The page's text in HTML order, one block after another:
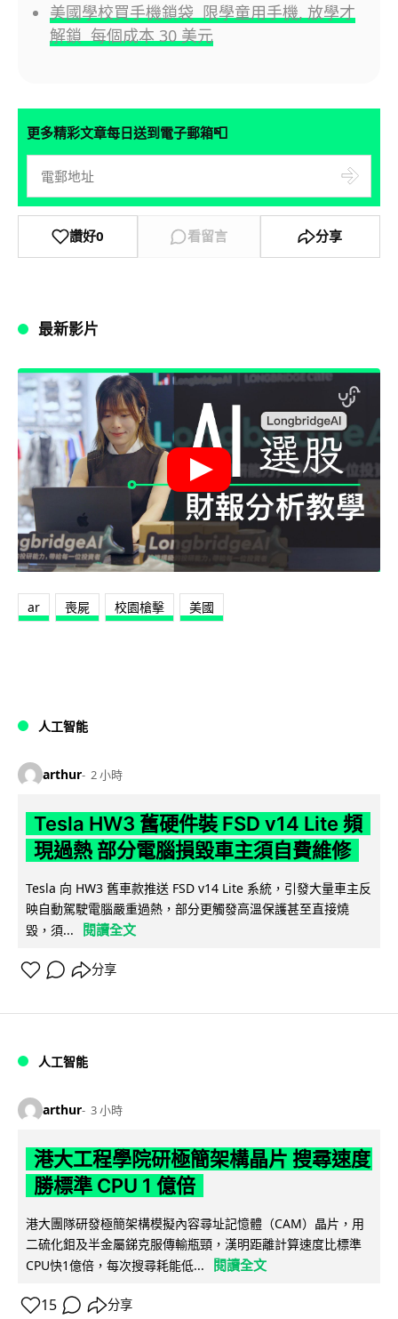
美國學校買手機鎖袋 限學童用手機, 放學才
解鎖 每個成本 30 美元
更多精彩文章每日送到電子郵箱📮
讚好0 看留言 分享
最新影片
ar 喪屍 校園槍擊 美國
人工智能
arthur 2 小時
Tesla HW3 舊硬件裝 FSD v14 Lite 頻
現過熱 部分電腦損毀車主須自費維修
Tesla 向 HW3 舊車款推送 FSD v14 Lite 系統，引發大量車主反
映自動駕駛電腦嚴重過熱，部分更觸發高溫保護甚至直接燒
毀，須...
閱讀全文
分享
人工智能
arthur 3 小時
港大工程學院研極簡架構晶片 搜尋速度
勝標準 CPU 1 億倍
港大團隊研發極簡架構模擬內容尋址記憶體（CAM）晶片，用
二硫化鉬及半金屬銻克服傳輸瓶頸，漢明距離計算速度比標準
CPU快1億倍，每次搜尋耗能低...
閱讀全文
15 分享